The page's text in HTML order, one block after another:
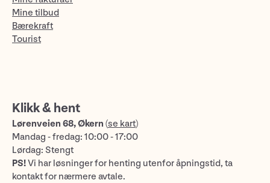
Mine tilbud
Bærekraft
Tourist
Klikk & hent
Lørenveien 68, Økern (se kart)
Mandag - fredag: 10:00 - 17:00
Lørdag: Stengt
PS!Vi har løsninger for henting utenfor åpningstid, ta
kontakt for nærmere avtale.